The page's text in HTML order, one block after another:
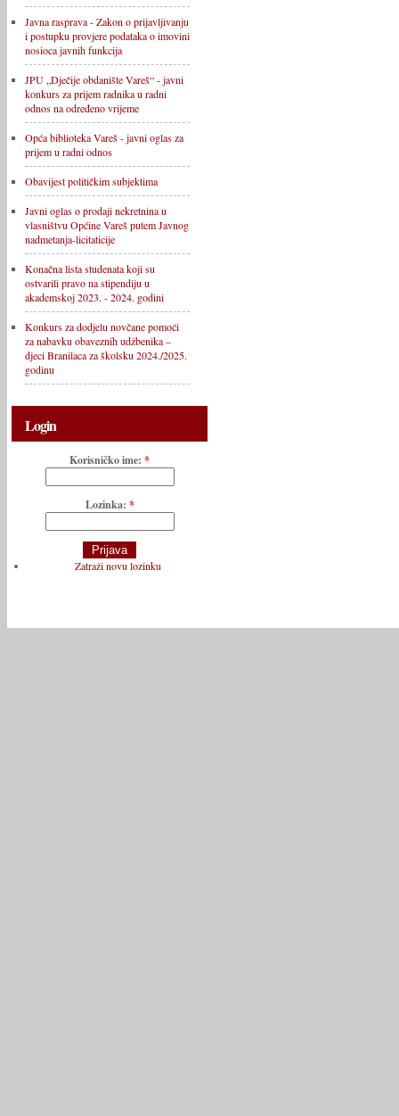
Javna rasprava - Zakon o prijavljivanju
i postupku provjere podataka o imovini
nosioca javnih funkcija
JPU „Dječije obdanište Vareš“ - javni
konkurs za prijem radnika u radni
odnos na određeno vrijeme
Opća biblioteka Vareš - javni oglas za
prijem u radni odnos
Obavijest političkim subjektima
Javni oglas o prodaji nekretnina u
vlasništvu Općine Vareš putem Javnog
nadmetanja-licitaticije
Konačna lista studenata koji su
ostvarili pravo na stipendiju u
akademskoj 2023. - 2024. godini
Konkurs za dodjelu novčane pomoći
za nabavku obaveznih udžbenika –
djeci Branilaca za školsku 2024./2025.
godinu
Login
Korisničko ime: *
Lozinka: *
Zatraži novu lozinku